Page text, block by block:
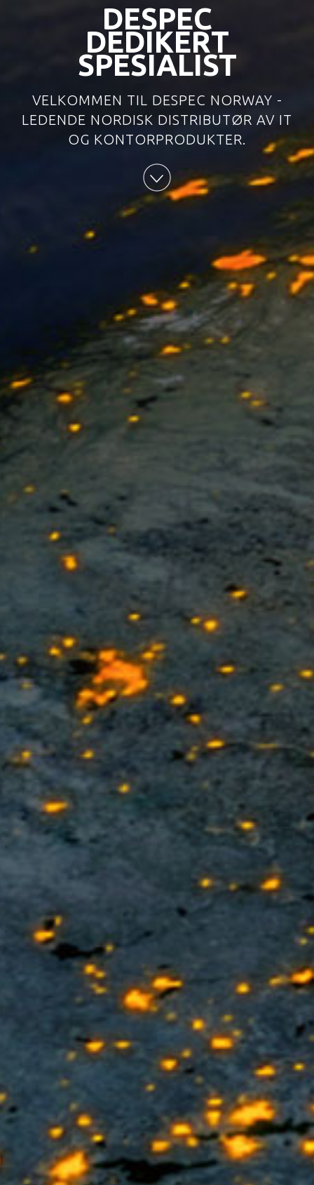
DESPEC
DEDIKERT
SPESIALIST
VELKOMMEN TIL DESPEC NORWAY -
LEDENDE NORDISK DISTRIBUTØR AV IT
OG KONTORPRODUKTER.